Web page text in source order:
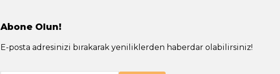
Abone Olun!
E-posta adresinizi bırakarak yeniliklerden haberdar olabilirsiniz!